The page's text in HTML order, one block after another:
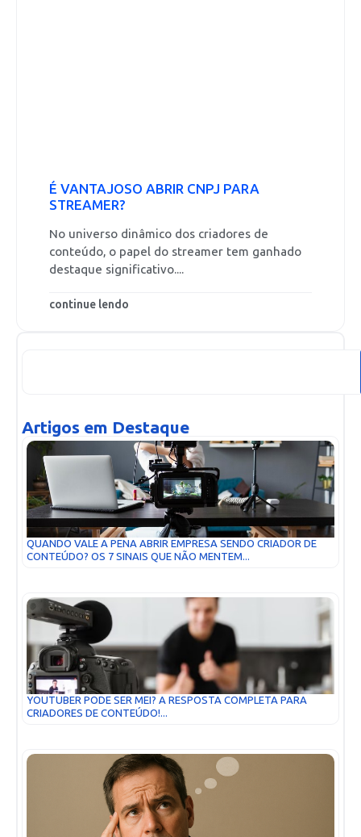
É VANTAJOSO ABRIR CNPJ PARA
STREAMER?
No universo dinâmico dos criadores de
conteúdo, o papel do streamer tem ganhado
destaque significativo....
continue lendo
Artigos em Destaque
QUANDO VALE A PENA ABRIR EMPRESA SENDO CRIADOR DE
CONTEÚDO? OS 7 SINAIS QUE NÃO MENTEM...
YOUTUBER PODE SER MEI? A RESPOSTA COMPLETA PARA
CRIADORES DE CONTEÚDO!...